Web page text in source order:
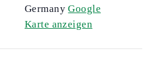
Germany Google
Karte anzeigen